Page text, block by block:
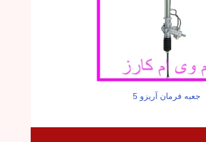
جعبه فرمان آریزو 5